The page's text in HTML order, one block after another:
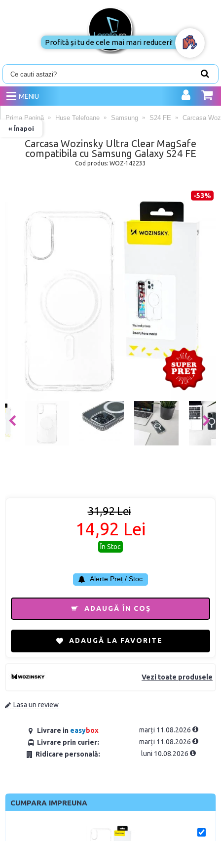
MENIU
« Înapoi
Prima Pagină Huse Telefoane Samsung S24 FE Carcasa
Carcasa Wozinsky Ultra Clear MagSafe
compatibila cu Samsung Galaxy S24 FE
Cod produs: WOZ-142233
-53%
Vezi toate produsele
Lasa un review
Livrare in easybox
marți 11.08.2026
Livrare prin curier:
marți 11.08.2026
Ridicare personală:
luni 10.08.2026
31,92 Lei
14,92 Lei
În Stoc
Alerte Preț / Stoc
ADAUGĂ ÎN COŞ
ADAUGĂ LA FAVORITE
CUMPARA IMPREUNA
Profită și tu de cele mai mari reduceri!